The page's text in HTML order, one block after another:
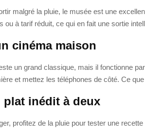
malgré la pluie, le musée est une
ou à tarif réduit, ce qui en fait une sortie
cinéma maison
un grand classique, mais il fonctionne
et mettez les téléphones de côté. Ce
plat inédit à deux
profitez de la pluie pour tester une